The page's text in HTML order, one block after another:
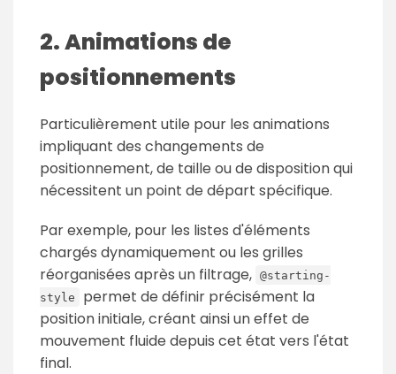
2. Animations de
positionnements
Particulièrement utile pour les animations
impliquant des changements de
positionnement, de taille ou de disposition qui
nécessitent un point de départ spécifique.
Par exemple, pour les listes d'éléments
chargés dynamiquement ou les grilles
réorganisées après un filtrage, @starting-
style
permet de définir précisément la
position initiale, créant ainsi un effet de
mouvement fluide depuis cet état vers l'état
final.